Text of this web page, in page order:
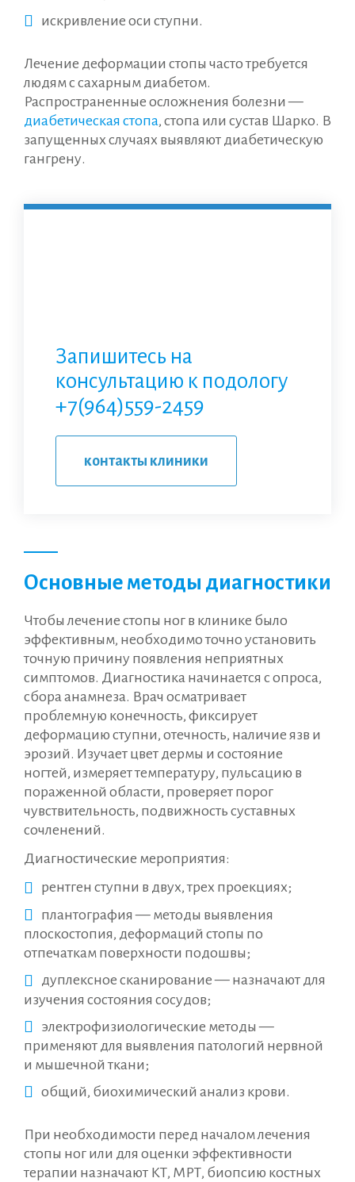
искривление оси ступни.
Лечение деформации стопы часто требуется
людям с сахарным диабетом.
Распространенные осложнения болезни —
диабетическая стопа, стопа или сустав Шарко. В
запущенных случаях выявляют диабетическую
гангрену.
Запишитесь на
консультацию к подологу
+7(964)559-2459
контакты клиники
Основные методы диагностики
Чтобы лечение стопы ног в клинике было
эффективным, необходимо точно установить
точную причину появления неприятных
симптомов. Диагностика начинается с опроса,
сбора анамнеза. Врач осматривает
проблемную конечность, фиксирует
деформацию ступни, отечность, наличие язв и
эрозий. Изучает цвет дермы и состояние
ногтей, измеряет температуру, пульсацию в
пораженной области, проверяет порог
чувствительность, подвижность суставных
сочленений.
Диагностические мероприятия:
рентген ступни в двух, трех проекциях;
плантография — методы выявления
плоскостопия, деформаций стопы по
отпечаткам поверхности подошвы;
дуплексное сканирование — назначают для
изучения состояния сосудов;
электрофизиологические методы —
применяют для выявления патологий нервной
и мышечной ткани;
общий, биохимический анализ крови.
При необходимости перед началом лечения
стопы ног или для оценки эффективности
терапии назначают КТ, МРТ, биопсию костных